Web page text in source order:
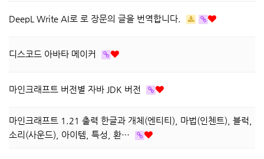
DeepL Write AI로 로 장문의 글을 번역합니다.
디스코드 아바타 메이커
마인크래프트 버전별 자바 JDK 버전
마인크래프트 1.21 출력 한글과 개체(엔티티), 마법(인첸트), 블럭,
소리(사운드), 아이템, 특성, 환…